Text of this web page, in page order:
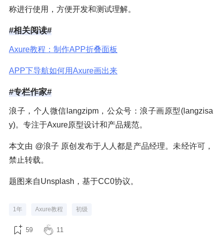
称进行使用，方便开发和测试理解。
#相关阅读#
Axure教程：制作APP折叠面板
APP下导航如何用Axure画出来
#专栏作家#
浪子，个人微信langzipm，公众号：浪子画原型(langzisa
y)。专注于Axure原型设计和产品规范。
本文由 @浪子 原创发布于人人都是产品经理。未经许可，
禁止转载。
题图来自Unsplash，基于CC0协议。
1年 Axure教程 初级
59 11